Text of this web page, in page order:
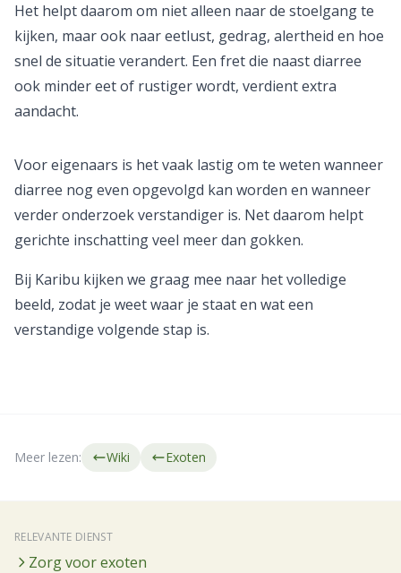
Het helpt daarom om niet alleen naar de stoelgang te
kijken, maar ook naar eetlust, gedrag, alertheid en hoe
snel de situatie verandert. Een fret die naast diarree
ook minder eet of rustiger wordt, verdient extra
aandacht.
Voor eigenaars is het vaak lastig om te weten wanneer
diarree nog even opgevolgd kan worden en wanneer
verder onderzoek verstandiger is. Net daarom helpt
gerichte inschatting veel meer dan gokken.
Bij Karibu kijken we graag mee naar het volledige
beeld, zodat je weet waar je staat en wat een
verstandige volgende stap is.
Meer lezen: Wiki Exoten
RELEVANTE DIENST
Zorg voor exoten